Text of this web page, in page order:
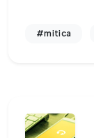
#mitica